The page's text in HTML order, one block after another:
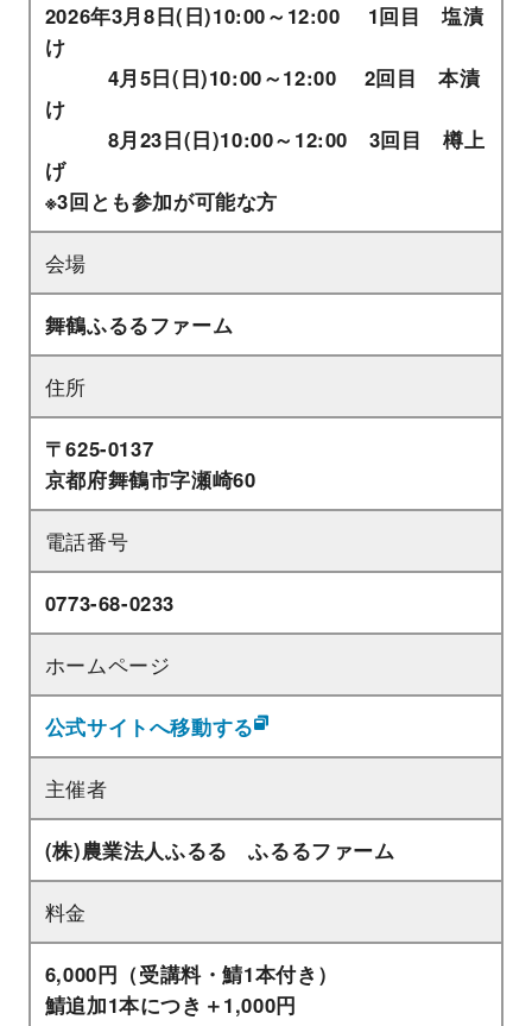
2026年3月8日(日)10:00～12:00 1回目 塩漬
け
4月5日(日)10:00～12:00 2回目 本漬
け
8月23日(日)10:00～12:00 3回目 樽上
げ
※3回とも参加が可能な方
会場
舞鶴ふるるファーム
住所
〒625-0137
京都府舞鶴市字瀬崎60
電話番号
0773-68-0233
ホームページ
公式サイトへ移動する
主催者
(株)農業法人ふるる ふるるファーム
料金
6,000円（受講料・鯖1本付き）
鯖追加1本につき＋1,000円